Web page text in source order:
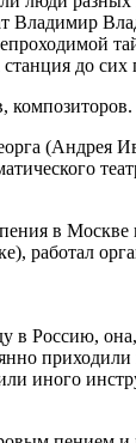
до
композиторов.
в
Россию,
иного